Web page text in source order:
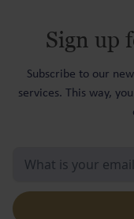
Sign up
Subscribe to our
services. This way,